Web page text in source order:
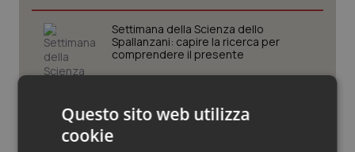
Veneto
Oncoematologia
Psoriasi & pelle
Settimana della Scienza dello
Spallanzani: capire la ricerca per
comprendere il presente
Regione Lombardia scrive al ministro
Schillaci: “Gli attuali indicatori non
fotografano la qualità reale del Ssn”
Questo sito web utilizza
cookie